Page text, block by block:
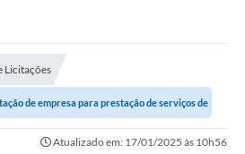
Licitações
de empresa para prestação de serviços de
Atualizado em: 17/01/2025 às 10h56